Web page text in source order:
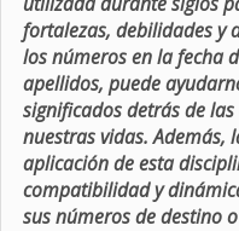
fortalezas, debilidades y
los números en la fecha
apellidos, puede
significados detrás de
nuestras vidas. Además,
aplicación de esta
compatibilidad y
sus números de destino